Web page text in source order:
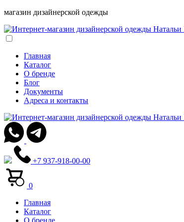
магазин дизайнерской одежды
Главная
Каталог
О бренде
Блог
Документы
Адреса и контакты
+7 937-918-00-00
0
Главная
Каталог
О бренде